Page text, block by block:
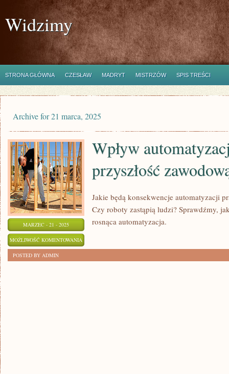
Widzimy
STRONA GŁÓWNA CZESŁAW MADRYT MISTRZÓW SPIS TREŚCI
Archive for 21 marca, 2025
MARZEC - 21 - 2025
MOŻLIWOŚĆ KOMENTOWANIA
ZOSTAŁA WYŁĄCZONA
Wpływ
przyszłość
Jakie będą konsekwencje automatyzacji
Czy roboty zastąpią ludzi? Sprawdźmy,
rosnąca automatyzacja.
POSTED BY ADMIN